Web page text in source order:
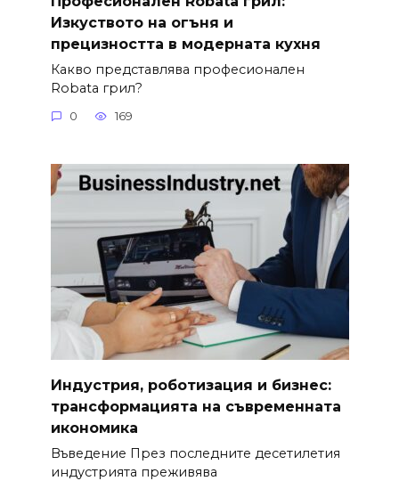
Изкуството на огъня и
прецизността в модерната кухня
Какво представлява професионален
Robata грил?
0 169
Индустрия, роботизация и бизнес:
трансформацията на съвременната
икономика
Въведение През последните десетилетия
индустрията преживява